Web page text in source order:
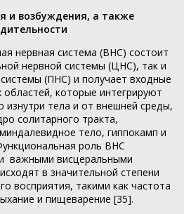
и возбуждения, а также
нервная система (ВНС) состоит
нервной системы (ЦНС), так и
(ПНС) и получает входные
которые интегрируют
тела и от внешней среды,
солитарного тракта,
тело, гиппокамп и
роль ВНС
важными висцеральными
в значительной степени
восприятия, такими как частота
и пищеварение [35].